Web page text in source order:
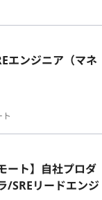
エンジニア（マネ
ート】自社プロダ
/SREリードエンジ